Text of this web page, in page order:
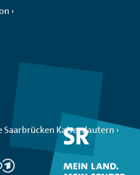
Kaiserslautern